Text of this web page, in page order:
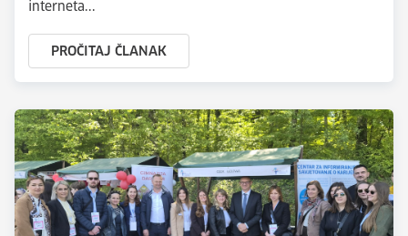
interneta...
PROČITAJ ČLANAK